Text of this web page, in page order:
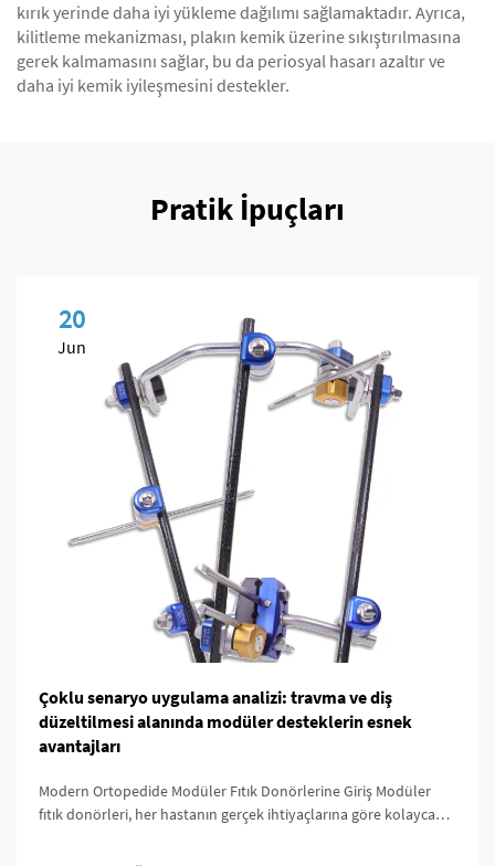
kırık yerinde daha iyi yükleme dağılımı sağlamaktadır. Ayrıca,
kilitleme mekanizması, plakın kemik üzerine sıkıştırılmasına
gerek kalmamasını sağlar, bu da periosyal hasarı azaltır ve
daha iyi kemik iyileşmesini destekler.
Pratik İpuçları
20
Jun
Çoklu senaryo uygulama analizi: travma ve diş
düzeltilmesi alanında modüler desteklerin esnek
avantajları
Modern Ortopedide Modüler Fıtık Donörlerine Giriş Modüler
fıtık donörleri, her hastanın gerçek ihtiyaçlarına göre kolayca
yere sahiptir. Bu fıtık donörlerini dikkat çekici kılan şey ...